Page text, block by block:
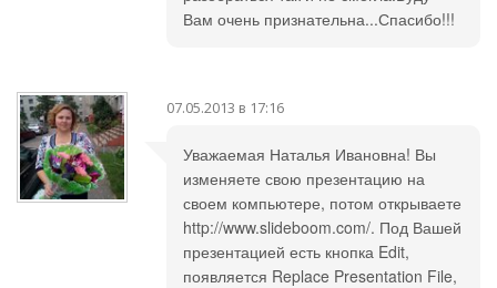
Вам очень признательна...Спасибо!!!
07.05.2013 в 17:16
Уважаемая Наталья Ивановна! Вы
изменяете свою презентацию на
своем компьютере, потом открываете
http://www.slideboom.com/. Под Вашей
презентацией есть кнопка Edit,
появляется Replace Presentation File,